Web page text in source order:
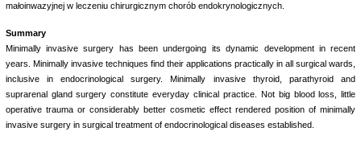
małoinwazyjnej w leczeniu chirurgicznym chorób endokrynologicznych.
Summary
Minimally invasive surgery has been undergoing its dynamic development in recent
years. Minimally invasive techniques find their applications practically in all surgical wards,
inclusive in endocrinological surgery. Minimally invasive thyroid, parathyroid and
suprarenal gland surgery constitute everyday clinical practice. Not big blood loss, little
operative trauma or considerably better cosmetic effect rendered position of minimally
invasive surgery in surgical treatment of endocrinological diseases established.